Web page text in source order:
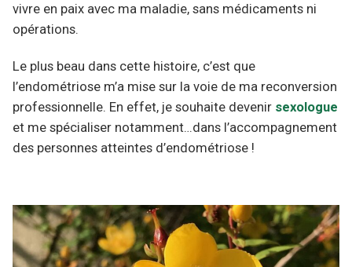
vivre en paix avec ma maladie, sans médicaments ni
opérations.
Le plus beau dans cette histoire, c’est que
l’endométriose m’a mise sur la voie de ma reconversion
professionnelle. En effet, je souhaite devenir sexologue
et me spécialiser notamment…dans l’accompagnement
des personnes atteintes d’endométriose !